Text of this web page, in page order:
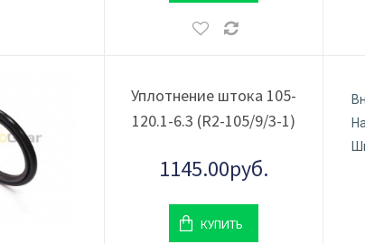
Уплотнение штока 105-
120.1-6.3 (R2-105/9/3-1)
1145.00руб.
КУПИТЬ